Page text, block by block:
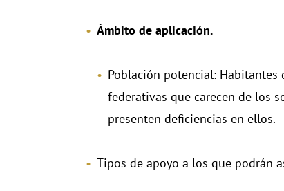
Ámbito de aplicación.
Población potencial:
federativas que carecen de los
presenten deficiencias en ellos.
Tipos de apoyo a los que podrán